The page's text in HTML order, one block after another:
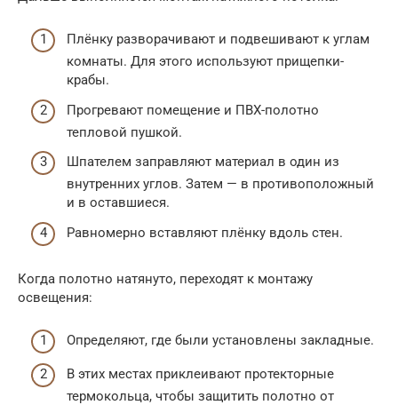
Плёнку разворачивают и подвешивают к углам
комнаты. Для этого используют прищепки-
крабы.
Прогревают помещение и ПВХ-полотно
тепловой пушкой.
Шпателем заправляют материал в один из
внутренних углов. Затем — в противоположный
и в оставшиеся.
Равномерно вставляют плёнку вдоль стен.
Когда полотно натянуто, переходят к монтажу
освещения:
Определяют, где были установлены закладные.
В этих местах приклеивают протекторные
термокольца, чтобы защитить полотно от